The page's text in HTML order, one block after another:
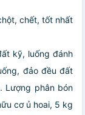
chết, tốt nhất
kỹ, luống đánh
đảo đều đất
Lượng phân bón
cơ ủ hoai, 5 kg